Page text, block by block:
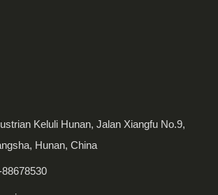
Karat
Keluli Hunan, Jalan Xiangfu No.9,
Hunan, China